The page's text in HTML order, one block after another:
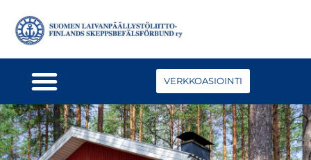
VERKKOASIOINTI